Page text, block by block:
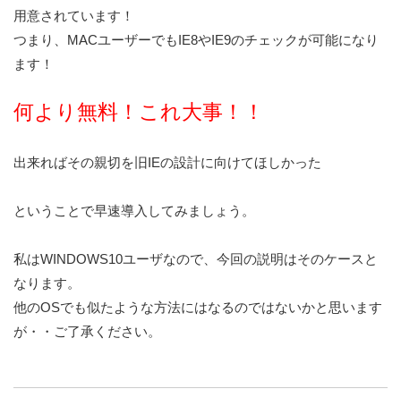
用意されています！
つまり、 MACユーザーでもIE8やIE9のチェックが可能になり
ます！
何より無料！これ大事！！
出来ればその親切を旧IEの設計に向けてほしかった
ということで早速導入してみましょう。
私はWINDOWS10ユーザなので、今回の説明はそのケースと
なります。
他のOSでも似たような方法にはなるのではないかと思います
が・・ご了承ください。